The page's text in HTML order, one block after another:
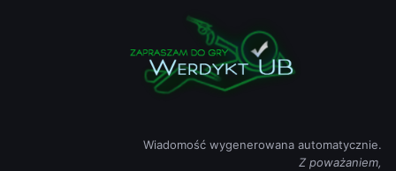
Wiadomość wygenerowana automatycznie.
Z poważaniem,